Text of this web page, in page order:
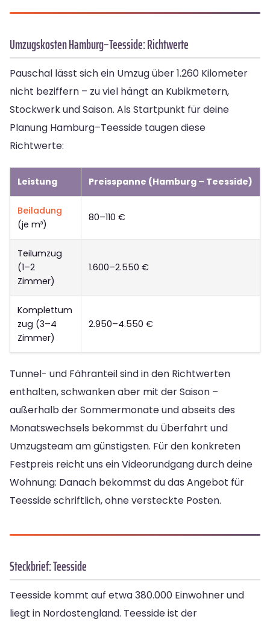
Umzugskosten Hamburg–Teesside: Richtwerte
Pauschal lässt sich ein Umzug über 1.260 Kilometer
nicht beziffern – zu viel hängt an Kubikmetern,
Stockwerk und Saison. Als Startpunkt für deine
Planung Hamburg–Teesside taugen diese
Richtwerte:
Leistung Preisspanne (Hamburg – Teesside)
Beiladung
(je m³)
80–110 €
Teilumzug
(1–2
Zimmer)
1.600–2.550 €
Komplettum
zug (3–4
Zimmer)
2.950–4.550 €
Tunnel- und Fähranteil sind in den Richtwerten
enthalten, schwanken aber mit der Saison –
außerhalb der Sommermonate und abseits des
Monatswechsels bekommst du Überfahrt und
Umzugsteam am günstigsten. Für den konkreten
Festpreis reicht uns ein Videorundgang durch deine
Wohnung: Danach bekommst du das Angebot für
Teesside schriftlich, ohne versteckte Posten.
Steckbrief: Teesside
Teesside kommt auf etwa 380.000 Einwohner und
liegt in Nordostengland. Teesside ist der